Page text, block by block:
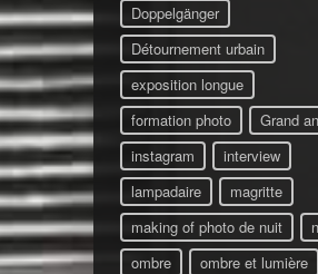
Doppelgänger
Détournement urbain
exposition longue
formation photo
Grand
instagram
interview
lampadaire
magritte
making of photo de nuit
ombre
ombre et lumière